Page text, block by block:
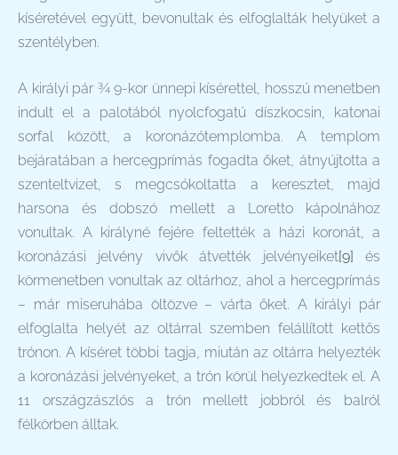
kíséretével együtt, bevonultak és elfoglalták helyüket a
szentélyben.
A királyi pár ¾ 9-kor ünnepi kísérettel, hosszú menetben
indult el a palotából nyolcfogatú díszkocsin, katonai
sorfal között, a koronázótemplomba. A templom
bejáratában a hercegprímás fogadta őket, átnyújtotta a
szenteltvizet, s megcsókoltatta a keresztet, majd
harsona és dobszó mellett a Loretto kápolnához
vonultak. A királyné fejére feltették a házi koronát, a
koronázási jelvény vivők átvették jelvényeiket[9] és
körmenetben vonultak az oltárhoz, ahol a hercegprímás
– már miseruhába öltözve – várta őket. A királyi pár
elfoglalta helyét az oltárral szemben felállított kettős
trónon. A kíséret többi tagja, miután az oltárra helyezték
a koronázási jelvényeket, a trón körül helyezkedtek el. A
11 országzászlós a trón mellett jobbról és balról
félkörben álltak.